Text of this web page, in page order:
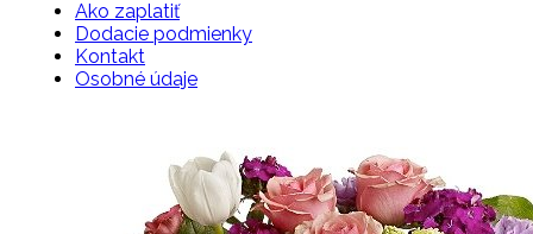
Ako zaplatiť
Dodacie podmienky
Kontakt
Osobné údaje